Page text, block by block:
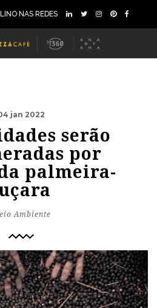
NAS REDES
jan 2022
serão
por
palmeira-
Ambiente